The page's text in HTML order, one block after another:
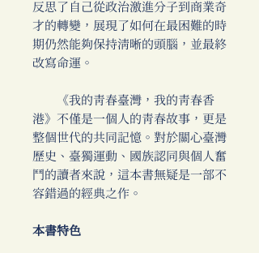
反思了自己從政治激進分子到商業奇
才的轉變，展現了如何在最困難的時
期仍然能夠保持清晰的頭腦，並最終
改寫命運。
《我的青春臺灣，我的青春香
港》不僅是一個人的青春故事，更是
整個世代的共同記憶。對於關心臺灣
歷史、臺獨運動、國族認同與個人奮
鬥的讀者來說，這本書無疑是一部不
容錯過的經典之作。
本書特色